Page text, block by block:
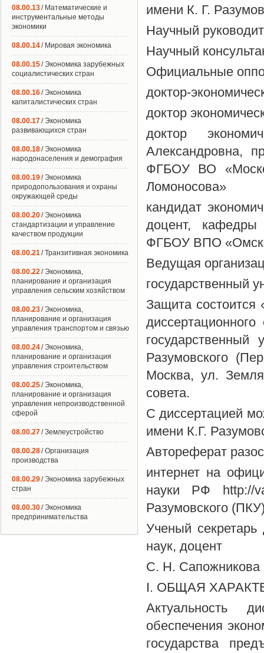
имени К. Г.
Научный
Научный
Официальные
доктор-
доктор
доктор
Александровна,
ФГБОУ ВО
Ломоносова»
кандидат
доцент, кафедры
ФГБОУ ВПО
Ведущая
государственный
Защита состоится
государственный
Разумовского
Москва, ул.
совета.
С диссертацией
имени К.Г.
Автореферат
интернет на
науки РФ http://
Разумовского
Ученый секретарь
наук, доцент
С. Н. Сапожникова
I. ОБЩАЯ
Актуальность
обеспечения
государства
08.00.13/ Математические и
инструментальные методы
экономики
08.00.14/ Мировая экономика
08.00.15/ Экономика зарубежных
социалистических стран
08.00.16/ Экономика
капиталистических стран
08.00.17/ Экономика
развивающихся стран
08.00.18/ Экономика
народонаселения и демография
08.00.19/ Экономика
природопользования и охраны
окружающей среды
08.00.20/ Экономика
стандартизации и управление
качеством продукции
08.00.21/ Транзитивная экономика
08.00.22/ Экономика,
планирование и организация
управления сельским хозяйством
08.00.23/ Экономика,
планирование и организация
управления транспортом и связью
08.00.24/ Экономика,
планирование и организация
управления строительством
08.00.25/ Экономика,
планирование и организация
управления непроизводственной
сферой
08.00.27/ Землеустройство
08.00.28/ Организация
производства
08.00.29/ Экономика зарубежных
стран
08.00.30/ Экономика
предпринимательства